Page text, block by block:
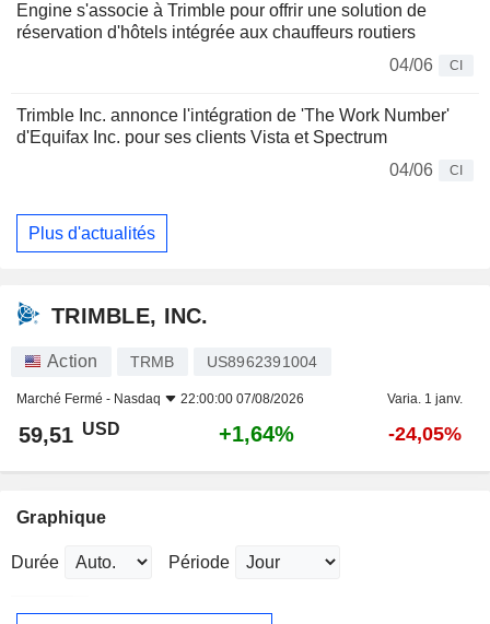
Engine s'associe à Trimble pour offrir une solution de
réservation d'hôtels intégrée aux chauffeurs routiers
04/06
CI
Trimble Inc. annonce l'intégration de 'The Work Number'
d'Equifax Inc. pour ses clients Vista et Spectrum
04/06
CI
Plus d'actualités
TRIMBLE, INC.
Action TRMB US8962391004
Marché Fermé - Nasdaq 22:00:00 07/08/2026 Varia. 1 janv.
59,51 USD +1,64% -24,05%
Graphique
Durée Période